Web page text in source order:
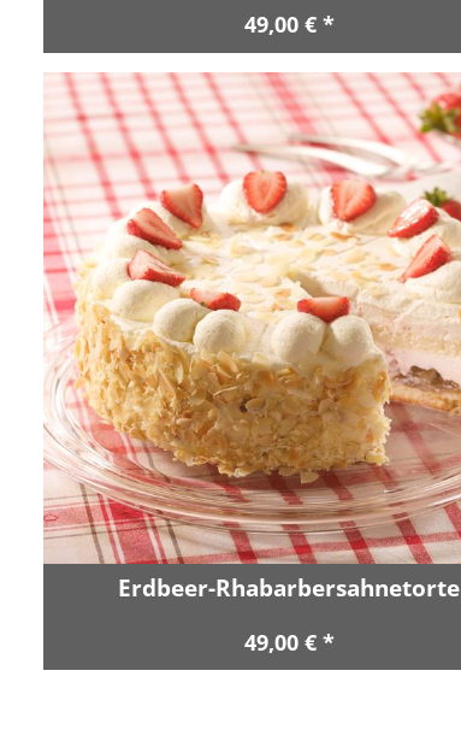
49,00 € *
Erdbeer-Rhabarbersahnetorte
49,00 € *